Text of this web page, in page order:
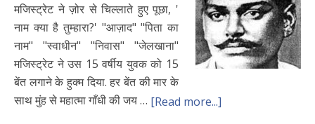
मजिस्ट्रेट ने ज़ोर से चिल्लाते हुए पूछा, '
नाम क्या है तुम्हारा?' "आज़ाद" "पिता का
नाम" "स्वाधीन" "निवास" "जेलखाना"
मजिस्ट्रेट ने उस 15 वर्षीय युवक को 15
बेंत लगाने के हुक्म दिया. हर बेंत की मार के
साथ मुंह से महात्मा गाँधी की जय … [Read more...]